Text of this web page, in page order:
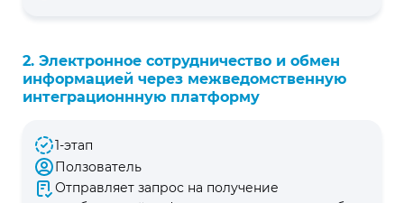
2. Электронное сотрудничество и обмен
информацией через межведомственную
интеграционнную платформу
1-этап
Ползователь
Отправляет запрос на получение